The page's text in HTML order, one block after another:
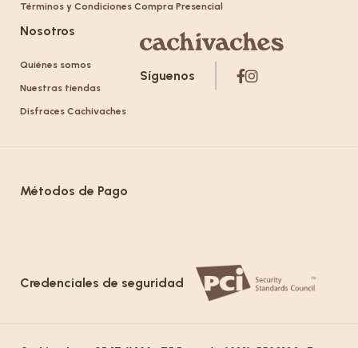
Términos y Condiciones Compra Presencial
Nosotros
Quiénes somos
Nuestras tiendas
Disfraces Cachivaches
Síguenos
Métodos de Pago
Credenciales de seguridad